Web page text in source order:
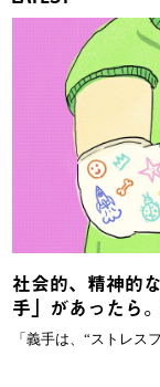
社会的、精神的
手」があったら
「義手は、“ストレス